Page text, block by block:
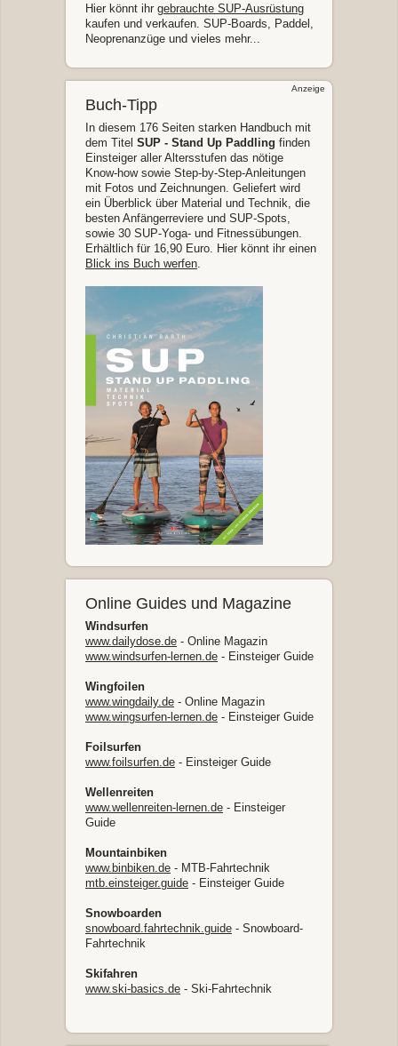
Hier könnt ihr gebrauchte SUP-Ausrüstung
kaufen und verkaufen. SUP-Boards, Paddel,
Neoprenanzüge und vieles mehr...
Anzeige
Buch-Tipp
In diesem 176 Seiten starken Handbuch mit
dem Titel SUP - Stand Up Paddling finden
Einsteiger aller Altersstufen das nötige
Know-how sowie Step-by-Step-Anleitungen
mit Fotos und Zeichnungen. Geliefert wird
ein Überblick über Material und Technik, die
besten Anfängerreviere und SUP-Spots,
sowie 30 SUP-Yoga- und Fitnessübungen.
Erhältlich für 16,90 Euro. Hier könnt ihr einen
Blick ins Buch werfen
Online Guides und Magazine
Windsurfen
www.dailydose.de - Online Magazin
www.windsurfen-lernen.de - Einsteiger Guide
Wingfoilen
www.wingdaily.de - Online Magazin
www.wingsurfen-lernen.de - Einsteiger Guide
Foilsurfen
www.foilsurfen.de - Einsteiger Guide
Wellenreiten
www.wellenreiten-lernen.de - Einsteiger
Guide
Mountainbiken
www.binbiken.de - MTB-Fahrtechnik
mtb.einsteiger.guide - Einsteiger Guide
Snowboarden
snowboard.fahrtechnik.guide - Snowboard-
Fahrtechnik
Skifahren
www.ski-basics.de - Ski-Fahrtechnik